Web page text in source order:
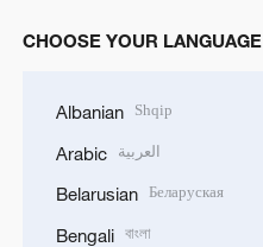
CHOOSE YOUR LANGUAGE
Albanian Shqip
Arabic العربية
Belarusian Беларуская
Bengali বাংলা